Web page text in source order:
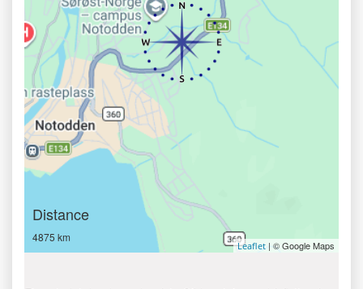
Distance
4875 km
Leaflet | © Google Maps